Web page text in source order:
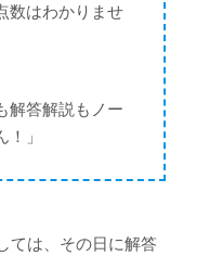
数はわかりませ
解答解説もノー
」
ては、その日に解答